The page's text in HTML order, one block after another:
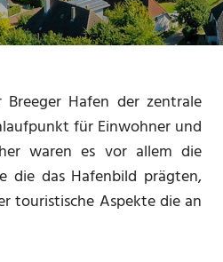
Hafen der zentrale
für Einwohner und
waren es vor allem die
die das Hafenbild prägten,
touristische Aspekte die an